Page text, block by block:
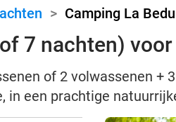
> Camping La
7 nachten)
of 2 volwassenen +
in een prachtige